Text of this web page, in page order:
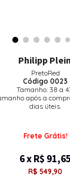
Philipp Plein
PretoRed
Código 0023
Tamanho: 38 a
após a
dias úteis.
Frete Grátis!
6 x R$ 91,65
R$ 549,90